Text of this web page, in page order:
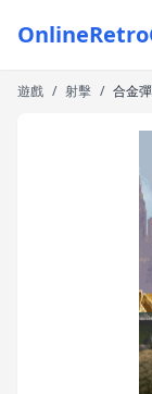
首頁
遊戲 / 射擊 / 合金